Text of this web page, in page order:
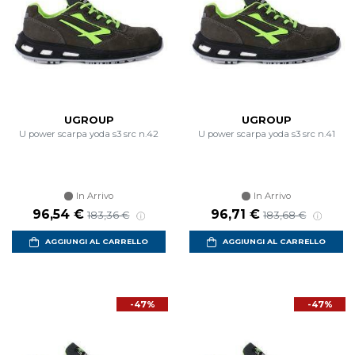
UGROUP
U power scarpa yoda s3 src n.42
In Arrivo
Prezzo scontato
96,54 € Prezzo di listino
183,36 €
AGGIUNGI AL CARRELLO
UGROUP
U power scarpa yoda s3 src n.41
In Arrivo
Prezzo scontato
96,71 € Prezzo di listino
183,68 €
AGGIUNGI AL CARRELLO
-47% -47%